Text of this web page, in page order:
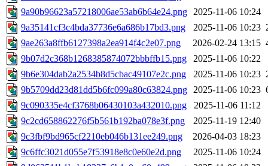
9a90b96623a57218006ae53ab6b64e24.png 2025-11-06 10:24
9a35141cf3c4bda37736e6a686b17bd3.png
2025-11-06 10:23
9ae263a8ffb6127398a2ea914f4c2e07.png
2026-02-24 13:15
9b07d2c368b1268385874072bbbffb15.png
2025-11-06 10:22
9b6e304dab2a2534b8d5cbac49107e2c.png
2025-11-06 10:23
9b5709dd23d81dd5b6fc099a80c63824.png 2025-11-06 10:23
9c090335e4cf3768b06430103a432010.png
2025-11-06 11:12
9c2cd658862276f5b561b192ba078e3f.png
2025-11-19 12:40
9c3fbf9bd965cf2210eb046b131ee249.png
2026-04-03 18:23
9c6ffc3021d055e7f53918e8c0e60e2d.png
2025-11-06 10:24